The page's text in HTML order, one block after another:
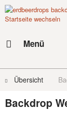
Menü
Übersicht
Backdrop